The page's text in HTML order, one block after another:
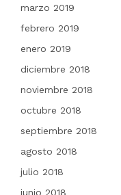
marzo 2019
febrero 2019
enero 2019
diciembre 2018
noviembre 2018
octubre 2018
septiembre 2018
agosto 2018
julio 2018
junio 2018